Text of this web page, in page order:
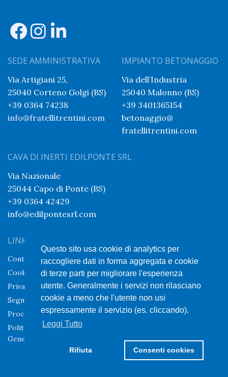
Questo sito usa cookie di analytics per
raccogliere dati in forma aggregata e cookie
di terze parti per migliorare l'esperienza
utente. Generalmente i servizi non rilasciano
cookie a meno che l'utente non usi
espressamente il servizio (es. cliccando).
Leggi Tutto
Rifiuta Consenti cookies
SEDE AMMINISTRATIVA
Via Artigiani 25,
25040 Corteno Golgi (BS)
+39 0364 74238
info@fratellitrentini.com
IMPIANTO BETONAGGIO
Via dell’Industria
25040 Malonno (BS)
+39 3401365154
betonaggio@
fratellitrentini.com
CAVA DI INERTI EDILPONTE SRL
Via Nazionale
25044 Capo di Ponte (BS)
+39 0364 42429
info@edilpontesrl.com
LINK UTILI
Contatti
Cookie Policy
Privacy Policy
Segnalazioni Whistleblowing
Procedura Whistleblowing
Politica per la Parità di
Genere